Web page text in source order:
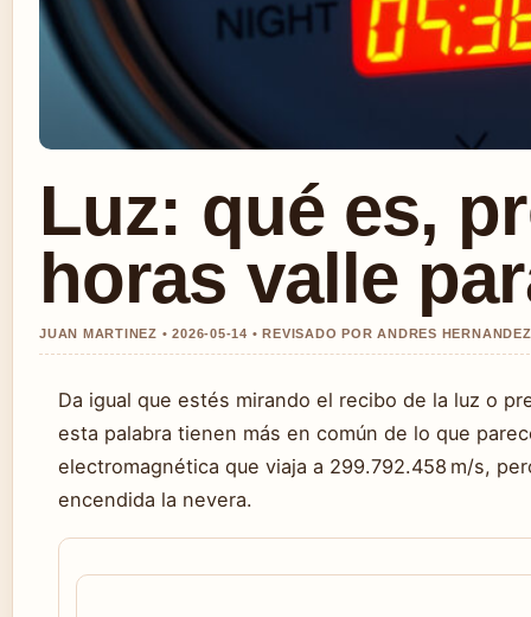
Luz: qué es,
horas valle
JUAN MARTINEZ • 2026-05-14 • REVISADO POR ANDRES HERNANDEZ
Da igual que estés mirando el recibo de la luz o
esta palabra tienen más en común de lo que
electromagnética que viaja a 299.792.458 m/s,
encendida la nevera.